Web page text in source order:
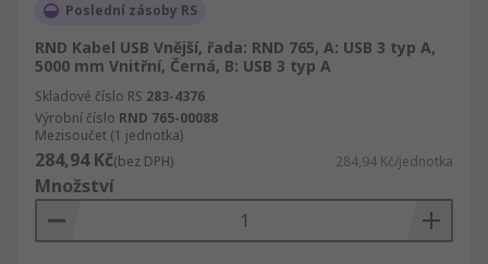
Poslední zásoby RS
RND Kabel USB Vnější, řada: RND 765, A: USB 3 typ A,
5000 mm Vnitřní, Černá, B: USB 3 typ A
Skladové číslo RS 283-4376
Výrobní číslo RND 765-00088
Mezisoučet (1 jednotka)
284,94 Kč(bez DPH) 284,94 Kč/jednotka
Množství